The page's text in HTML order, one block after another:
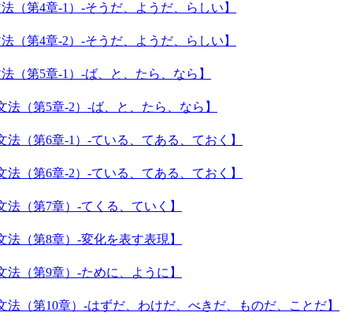
（第4章-1）-そうだ、ようだ、らしい】
（第4章-2）-そうだ、ようだ、らしい】
（第5章-1）-ば、と、たら、なら】
（第5章-2）-ば、と、たら、なら】
（第6章-1）-ている、てある、ておく】
（第6章-2）-ている、てある、ておく】
（第7章）-てくる、ていく】
（第8章）-変化を表す表現】
（第9章）-ために、ように】
（第10章）-はずだ、わけだ、べきだ、ものだ、ことだ】